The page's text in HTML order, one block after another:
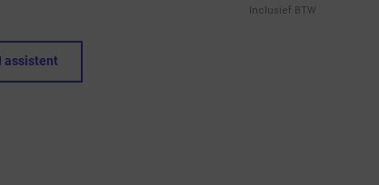
Inclusief BTW
assistent